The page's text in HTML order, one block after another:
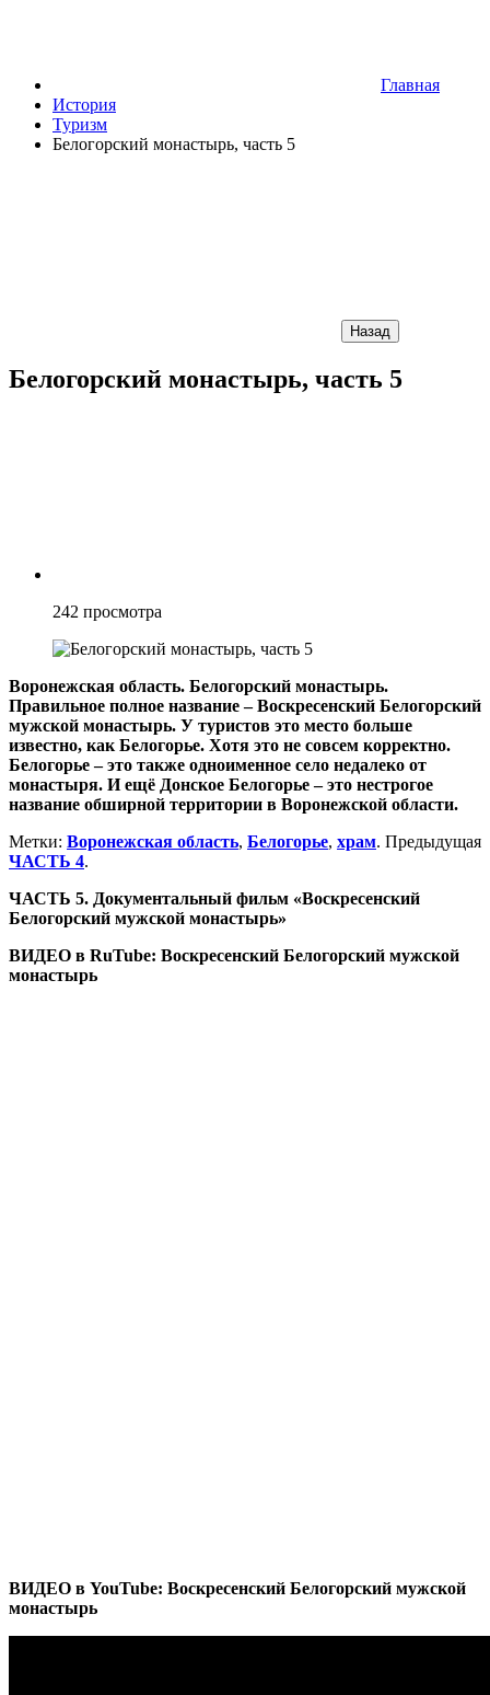
Главная
История
Туризм
Белогорский монастырь, часть 5
Назад
Белогорский монастырь, часть 5
242 просмотра
Воронежская область. Белогорский монастырь.
Правильное полное название – Воскресенский Белогорский
мужской монастырь. У туристов это место больше
известно, как Белогорье. Хотя это не совсем корректно.
Белогорье – это также одноименное село недалеко от
монастыря. И ещё Донское Белогорье – это нестрогое
название обширной территории в Воронежской области.
Метки: Воронежская область, Белогорье, храм. Предыдущая
ЧАСТЬ 4.
ЧАСТЬ 5. Документальный фильм «Воскресенский
Белогорский мужской монастырь»
ВИДЕО в RuTube: Воскресенский Белогорский мужской
монастырь
ВИДЕО в YouTube: Воскресенский Белогорский мужской
монастырь